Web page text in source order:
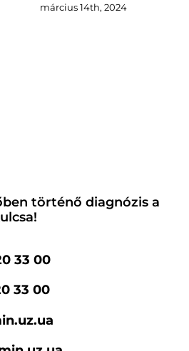
március 14th, 2024
történő diagnózis a
33 00
33 00